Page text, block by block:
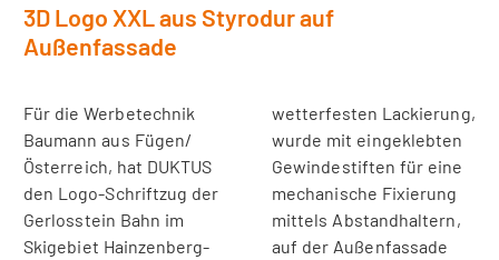
3D Logo XXL aus Styrodur auf
Außenfassade
Für die Werbetechnik
Baumann aus Fügen/
Österreich, hat DUKTUS
den Logo-Schriftzug der
Gerlosstein Bahn im
Skigebiet Hainzenberg-
wetterfesten Lackierung,
wurde mit eingeklebten
Gewindestiften für eine
mechanische Fixierung
mittels Abstandhaltern,
auf der Außenfassade